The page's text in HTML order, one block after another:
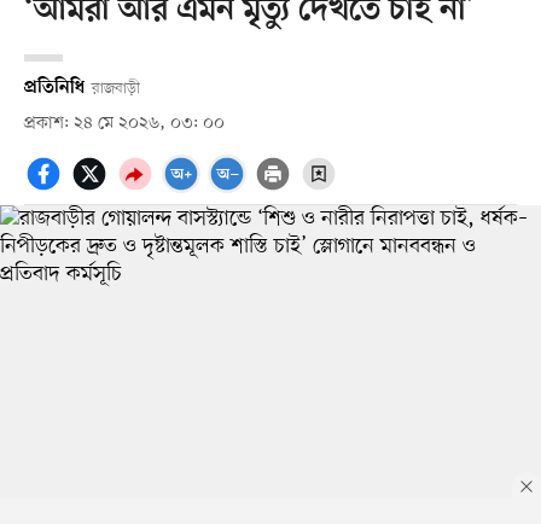
‘আমরা আর এমন মৃত্যু দেখতে চাই না’
প্রতিনিধি রাজবাড়ী
প্রকাশ: ২৪ মে ২০২৬, ০৩: ০০